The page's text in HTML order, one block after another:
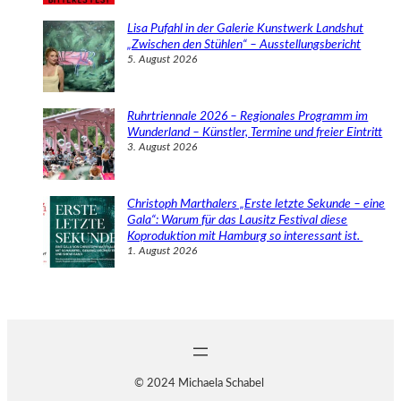
Lisa Pufahl in der Galerie Kunstwerk Landshut
„Zwischen den Stühlen“ – Ausstellungsbericht
5. August 2026
Ruhrtriennale 2026 – Regionales Programm im
Wunderland – Künstler, Termine und freier Eintritt
3. August 2026
Christoph Marthalers „Erste letzte Sekunde – eine
Gala“: Warum für das Lausitz Festival diese
Koproduktion mit Hamburg so interessant ist.
1. August 2026
© 2024 Michaela Schabel